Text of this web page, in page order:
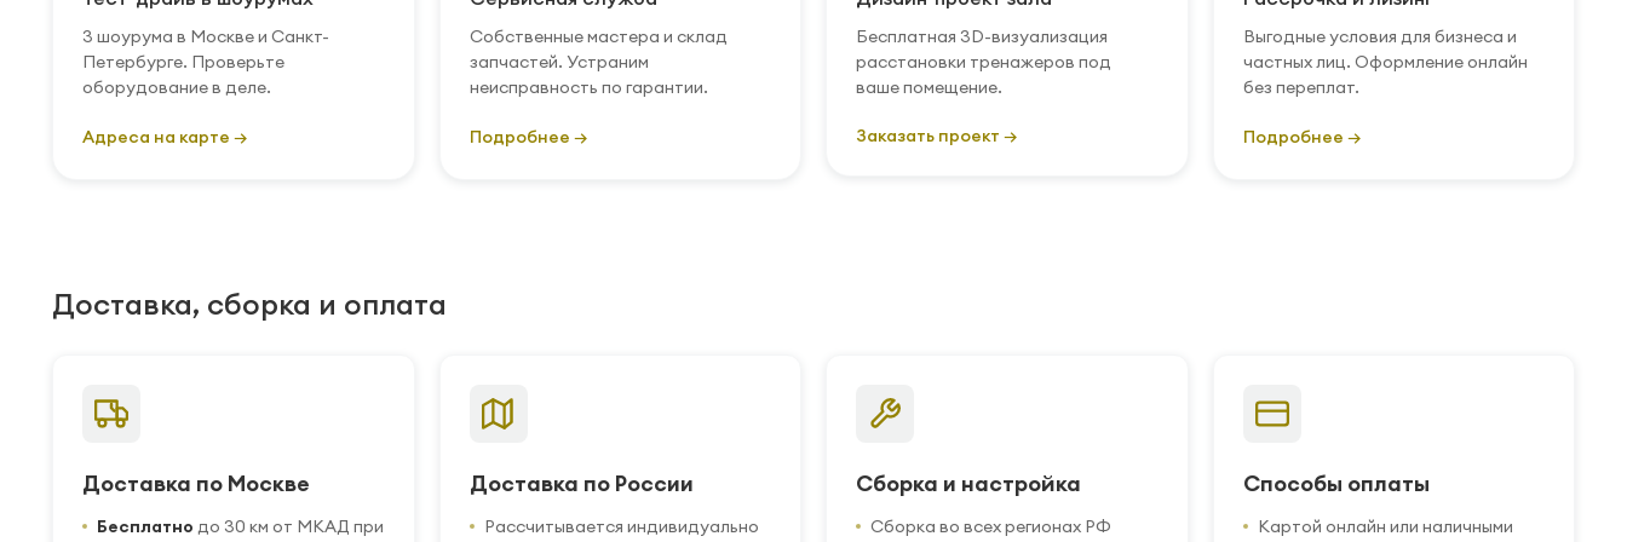
3 шоурума в Москве и Санкт-
Петербурге. Проверьте
оборудование в деле.
Адреса на карте →
Собственные мастера и склад
запчастей. Устраним
неисправность по гарантии.
Подробнее →
Бесплатная 3D-визуализация
расстановки тренажеров под
ваше помещение.
Заказать проект →
Выгодные условия для бизнеса и
частных лиц. Оформление онлайн
без переплат.
Подробнее →
Доставка, сборка и оплата
Доставка по Москве
Бесплатно до 30 км от МКАД при
Доставка по России
Рассчитывается индивидуально
Сборка и настройка
Сборка во всех регионах РФ
Способы оплаты
Картой онлайн или наличными